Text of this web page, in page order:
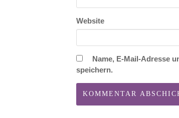
Website
Name, E-Mail-Adresse
speichern.